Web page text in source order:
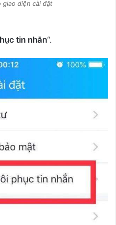
giao diện cài đặt
tin nhắn“.